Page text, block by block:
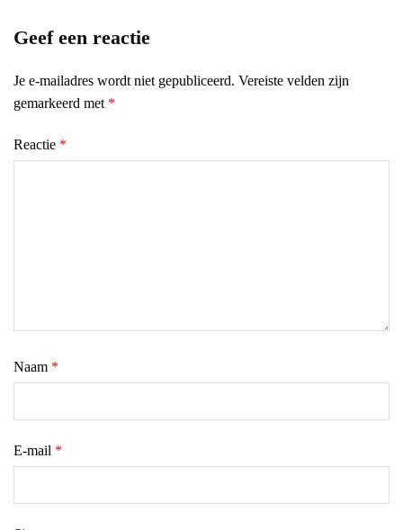
Geef een reactie
Je e-mailadres wordt niet gepubliceerd. Vereiste velden zijn
gemarkeerd met *
Reactie *
Naam *
E-mail *